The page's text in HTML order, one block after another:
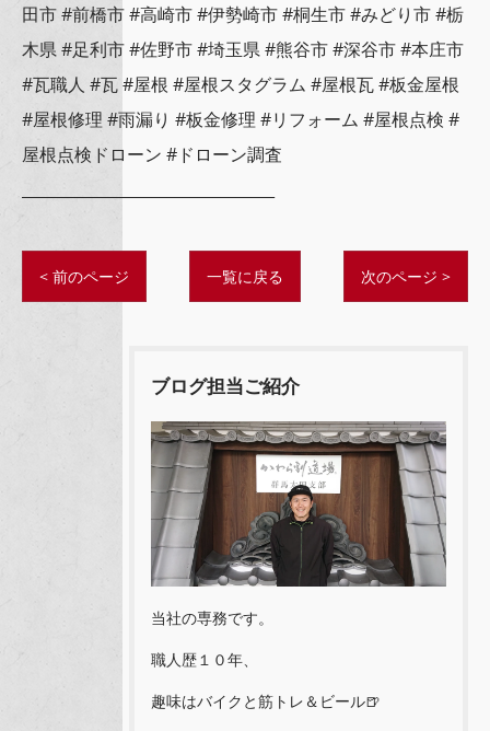
田市 #前橋市 #高崎市 #伊勢崎市 #桐生市 #みどり市 #栃
木県 #足利市 #佐野市 #埼玉県 #熊谷市 #深谷市 #本庄市
#瓦職人 #瓦 #屋根 #屋根スタグラム #屋根瓦 #板金屋根
#屋根修理 #雨漏り #板金修理 #リフォーム #屋根点検 #
屋根点検ドローン #ドローン調査
< 前のページ 一覧に戻る 次のページ >
ブログ担当ご紹介
当社の専務です。
職人歴１０年、
趣味はバイクと筋トレ＆ビール🍺